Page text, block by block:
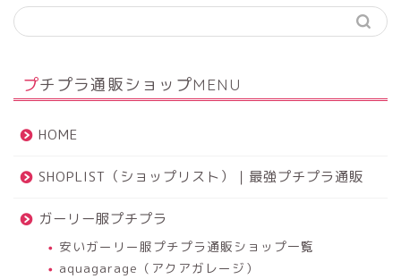
プチプラ通販ショップMENU
HOME
SHOPLIST（ショップリスト）｜最強プチプラ通販
ガーリー服プチプラ
安いガーリー服プチプラ通販ショップ一覧
aquagarage（アクアガレージ）